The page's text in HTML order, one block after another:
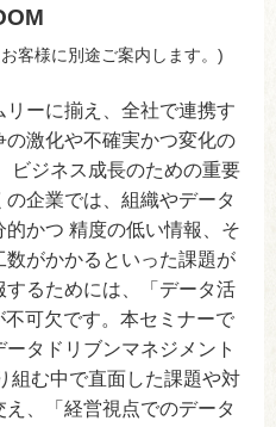
客様に別途ご案内します。)
ーに揃え、全社で連携す
激化や不確実かつ変化の
ビジネス成長のための重要
企業では、組織やデータ
かつ 精度の低い情報、そ
数がかかるといった課題が
るためには、「データ活
可欠です。本セミナーで
タドリブンマネジメント
組む中で直面した課題や対
、「経営視点でのデータ